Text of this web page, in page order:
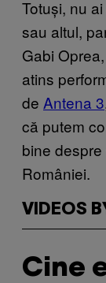
Totuși, nu
sau altul,
Gabi
atins
de Antena 3
că putem
bine
României.
VIDEOS
Cine